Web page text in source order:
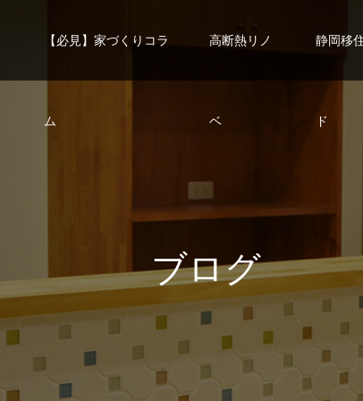
【必見】家づくりコラ
ム
高断熱リノ
ベ
静岡移
ド
ブログ